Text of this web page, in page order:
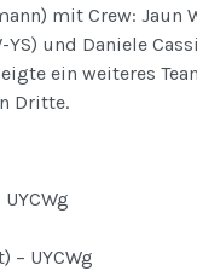
mit Crew:
YS) und Daniele
ein weiteres
Dritte.
– UYCWg